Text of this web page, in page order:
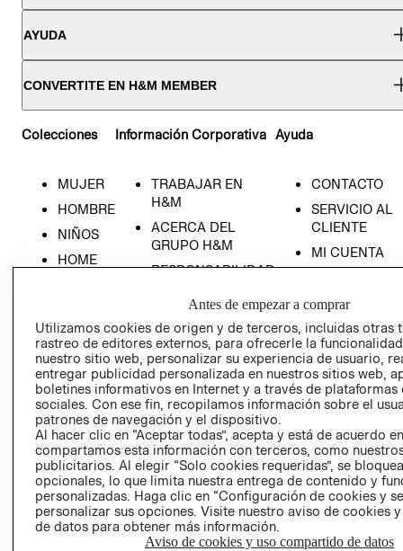
AYUDA
CONVERTITE EN H&M MEMBER
Colecciones
MUJER
HOMBRE
NIÑOS
HOME
Información Corporativa
TRABAJAR EN
H&M
ACERCA DEL
GRUPO H&M
RESPONSABILIDAD
PRENSA
RELACIÓN CON
INVERSIONISTAS
POLÍTICA
EMPRESARIAL
Ayuda
CONTACTO
SERVICIO AL
CLIENTE
MI CUENTA
- RETIRO EN
TIENDA
TÉRMINOS Y
CONDICIONES
PRIVACIDAD
GIFT CARD
AVISO DE
COOKIES
Antes de empezar a comprar
Utilizamos cookies de origen y de terceros, incluidas otras
rastreo de editores externos, para ofrecerle la
nuestro sitio web, personalizar su experiencia de usuario,
entregar publicidad personalizada en nuestros sitios web,
boletines informativos en Internet y a través de plataformas
sociales. Con ese fin, recopilamos información sobre el
patrones de navegación y el dispositivo.
Al hacer clic en “Aceptar todas”, acepta y está de acuerdo
compartamos esta información con terceros, como
publicitarios. Al elegir “Solo cookies requeridas”, se
opcionales, lo que limita nuestra entrega de contenido y
personalizadas. Haga clic en “Configuración de cookies y
personalizar sus opciones. Visite nuestro aviso de cookies
de datos para obtener más información.
Aviso de cookies y uso compartido de datos